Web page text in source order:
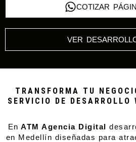
COTIZAR
VER
TRANSFORMA TU
SERVICIO DE DESARROLLO
En ATM Agencia Digital
en Medellín diseñadas para